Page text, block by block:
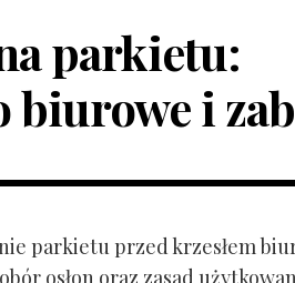
parkietu:
biurowe i
parkietu przed krzesłem
osłon oraz zasad